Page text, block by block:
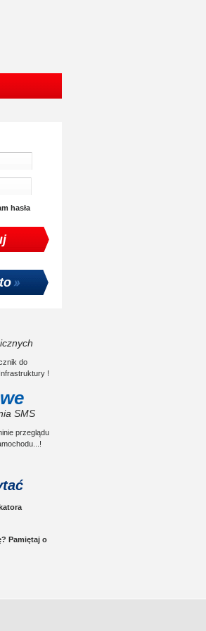
hasła
do
!
SMS
przeglądu
Pamiętaj o